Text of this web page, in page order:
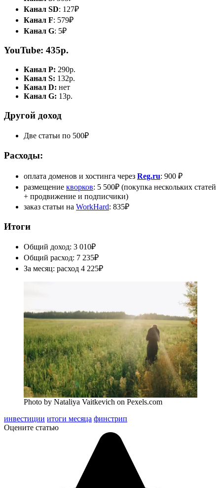
Канал SD: 127₽
Канал F: 579₽
Канал G: 5₽
YouTube: 435р.
Канал P: 290р.
Канал S: 132р.
Канал D: нет
Канал G: 13р.
Другой доход
Две статьи по 500₽
Расходы:
оплата доменов и хостинга через Reg.ru: 900 ₽
размещение кворков: 5 500₽ (покупка нескольких статей
+ продвижение и подписчики)
заказ статьи на WorkHard: 835₽
Итоги
Общий доход: 3 010₽
Общий расход: 7 235₽
За месяц: расход 4 225₽
Photo by Nataliya Vaitkevich on Pexels.com
инвестиции итоги месяца финстрип
Оцените статью